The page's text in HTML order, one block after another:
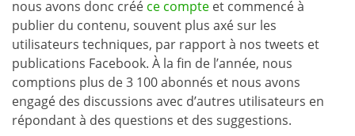
nous avons donc créé ce compte et commencé à
publier du contenu, souvent plus axé sur les
utilisateurs techniques, par rapport à nos tweets et
publications Facebook. À la fin de l’année, nous
comptions plus de 3 100 abonnés et nous avons
engagé des discussions avec d’autres utilisateurs en
répondant à des questions et des suggestions.